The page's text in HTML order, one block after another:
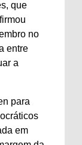
que
no
entre
a
para
em